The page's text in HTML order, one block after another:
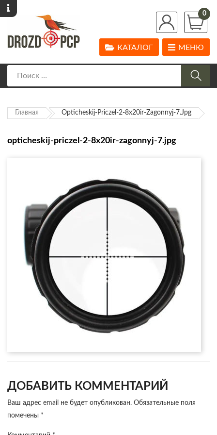
0
МЕНЮ
КАТАЛОГ
Главная Opticheskij-Priczel-2-8x20ir-Zagonnyj-7.jpg
opticheskij-priczel-2-8x20ir-zagonnyj-7.jpg
ДОБАВИТЬ КОММЕНТАРИЙ
Ваш адрес email не будет опубликован. Обязательные поля
помечены *